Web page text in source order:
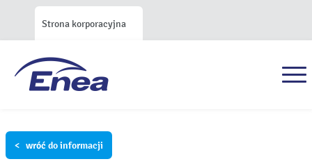
Strona korporacyjna
< wróć do informacji